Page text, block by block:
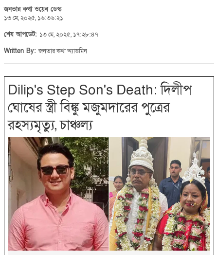
জনতার কথা ওয়েব ডেস্ক
১৩ মে, ২০২৫, ১৬:৩৬:২১
শেষ আপডেট: ১৩ মে, ২০২৫, ১৭:২৮:৪৭
Written By:জনতার কথা অ্যাডমিন
Dilip's Step Son's Death: দিলীপ
ঘোষের স্ত্রী বিঙ্কু মজুমদারের পুত্রের
রহস্যমৃত্যু, চাঞ্চল্য